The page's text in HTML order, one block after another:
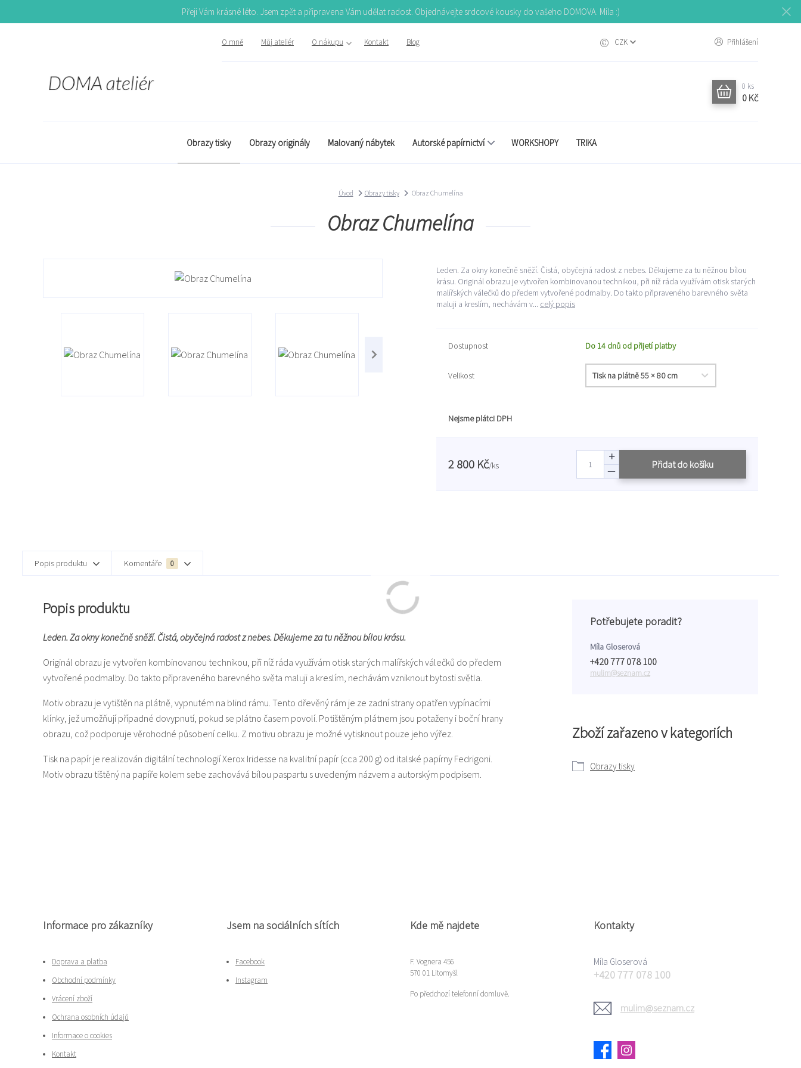
Přeji Vám krásné léto. Jsem zpět a připravena Vám udělat radost. Objednávejte srdcové kousky do vašeho DOMOVA. Míla :)
O mně Můj ateliér O nákupu Kontakt Blog CZK Přihlášení
0 ks
0 Kč
Obrazy tisky Obrazy originály Malovaný nábytek Autorské papírnictví WORKSHOPY TRIKA
Úvod Obrazy tisky Obraz Chumelína
Obraz Chumelína
Leden. Za okny konečně sněží. Čistá, obyčejná radost z nebes. Děkujeme za tu něžnou bílou
krásu. Originál obrazu je vytvořen kombinovanou technikou, při níž ráda využívám otisk starých
malířských válečků do předem vytvořené podmalby. Do takto připraveného barevného světa
maluji a kreslím, nechávám v... celý popis
Dostupnost Do 14 dnů od přijetí platby
Velikost
Nejsme plátci DPH
2 800 Kč/ks Přidat do košíku
Popis produktu Komentáře 0
Popis produktu
Leden. Za okny konečně sněží. Čistá, obyčejná radost z nebes. Děkujeme za tu něžnou bílou krásu.
Originál obrazu je vytvořen kombinovanou technikou, při níž ráda využívám otisk starých malířských válečků do předem
vytvořené podmalby. Do takto připraveného barevného světa maluji a kreslím, nechávám vzniknout bytosti světla.
Motiv obrazu je vytištěn na plátně, vypnutém na blind rámu. Tento dřevěný rám je ze zadní strany opatřen vypínacími
klínky, jež umožňují případné dovypnutí, pokud se plátno časem povolí. Potištěným plátnem jsou potaženy i boční hrany
obrazu, což podporuje věrohodné působení celku. Z motivu obrazu je možné vytisknout pouze jeho výřez.
Tisk na papír je realizován digitální technologií Xerox Iridesse na kvalitní papír (cca 200 g) od italské papírny Fedrigoni.
Motiv obrazu tištěný na papíře kolem sebe zachovává bílou paspartu s uvedeným názvem a autorským podpisem.
Zboží zařazeno v kategoriích
Obrazy tisky
Potřebujete poradit?
Míla Gloserová
+420 777 078 100
mulim@seznam.cz
Informace pro zákazníky
Doprava a platba
Obchodní podmínky
Vrácení zboží
Ochrana osobních údajů
Informace o cookies
Kontakt
Jsem na sociálních sítích
Facebook
Instagram
Kde mě najdete
F. Vognera 456
570 01 Litomyšl
Po předchozí telefonní domluvě.
Kontakty
Míla Gloserová
+420 777 078 100
mulim@seznam.cz